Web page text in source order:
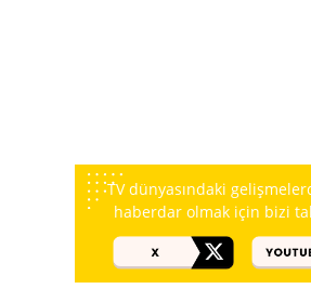
TV dünyasındaki
haberdar olmak için bizi